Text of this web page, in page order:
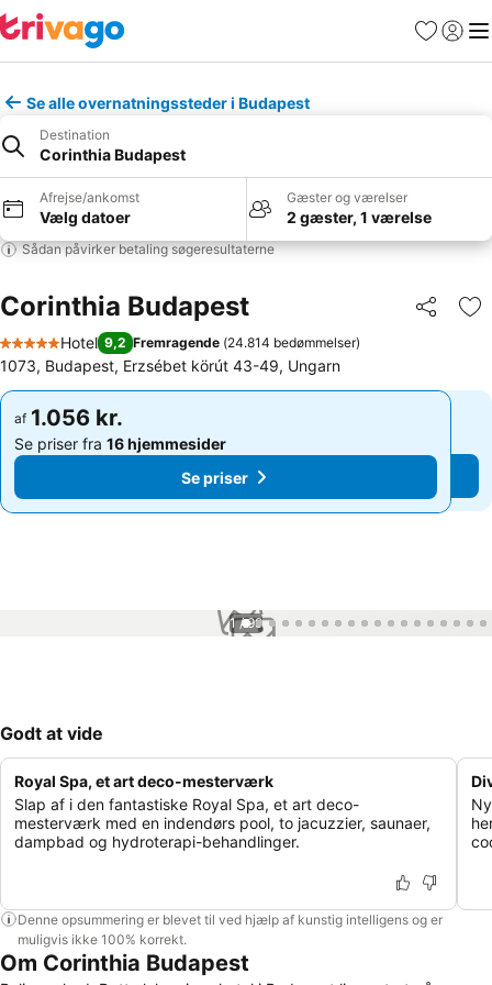
Favoritter
Log ind
Se alle overnatningssteder i Budapest
Destination
Corinthia Budapest
Afrejse/ankomst
Vælg datoer
Gæster og værelser
2 gæster, 1 værelse
Sådan påvirker betaling søgeresultaterne
Corinthia Budapest Del
5 Stjerner
Hotel 9,2 Fremragende (24.814 bedømmelser)
1073, Budapest, Erzsébet körút 43-49, Ungarn
af 1.056 kr.
Se priser fra 16 hjemmesider
Se priser
af 1.056 kr.
Se priser fra 16 hjemmesider
Se priser
1 / 99
Godt at vide
Royal Spa, et art deco-mesterværk
Slap af i den fantastiske Royal Spa, et art deco-
mesterværk med en indendørs pool, to jacuzzier, saunaer,
dampbad og hydroterapi-behandlinger.
Denne opsummering er blevet til ved hjælp af kunstig intelligens og er
muligvis ikke 100% korrekt.
Om Corinthia Budapest